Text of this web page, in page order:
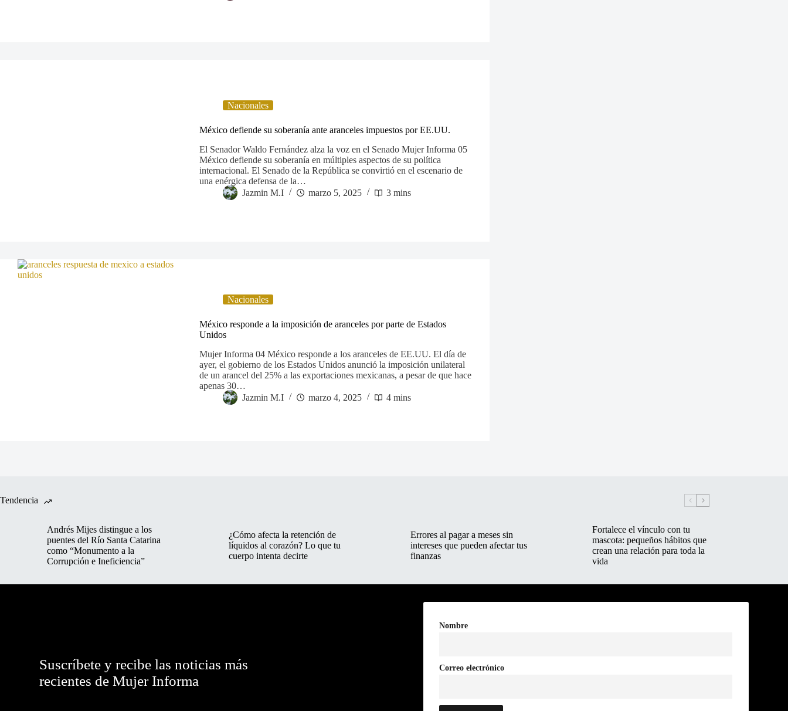
Nacionales
México defiende su soberanía ante aranceles impuestos por EE.UU.
El Senador Waldo Fernández alza la voz en el Senado Mujer Informa 05
México defiende su soberanía en múltiples aspectos de su política
internacional. El Senado de la República se convirtió en el escenario de
una enérgica defensa de la…
Jazmin M.I
marzo 5, 2025 3 mins
Nacionales
México responde a la imposición de aranceles por parte de Estados
Unidos
Mujer Informa 04 México responde a los aranceles de EE.UU. El día de
ayer, el gobierno de los Estados Unidos anunció la imposición unilateral
de un arancel del 25% a las exportaciones mexicanas, a pesar de que hace
apenas 30…
Jazmin M.I
marzo 4, 2025 4 mins
Tendencia
Andrés Mijes distingue a los
puentes del Río Santa Catarina
como “Monumento a la
Corrupción e Ineficiencia”
¿Cómo afecta la retención de
líquidos al corazón? Lo que tu
cuerpo intenta decirte
Errores al pagar a meses sin
intereses que pueden afectar tus
finanzas
Fortalece el vínculo con tu
mascota: pequeños hábitos que
crean una relación para toda la
vida
Suscríbete y recibe las noticias más
recientes de Mujer Informa
Nombre
Correo electrónico